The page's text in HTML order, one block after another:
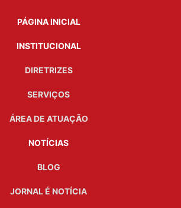
PÁGINA INICIAL
INSTITUCIONAL
DIRETRIZES
SERVIÇOS
ÁREA DE ATUAÇÃO
NOTÍCIAS
BLOG
JORNAL É NOTÍCIA